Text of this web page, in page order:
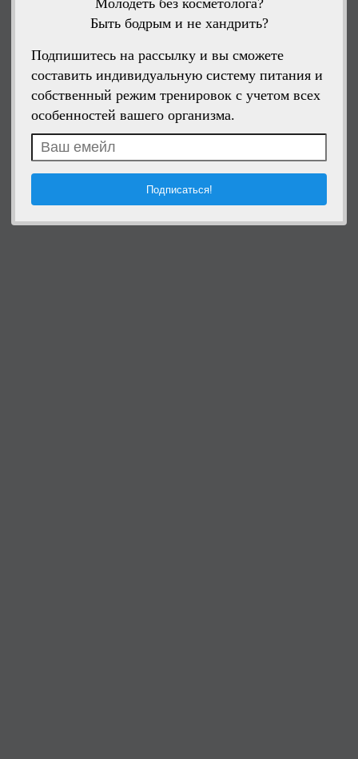
Молодеть без косметолога?
Быть бодрым и не хандрить?
Подпишитесь на рассылку и вы сможете
составить индивидуальную систему питания и
собственный режим тренировок с учетом всех
особенностей вашего организма.